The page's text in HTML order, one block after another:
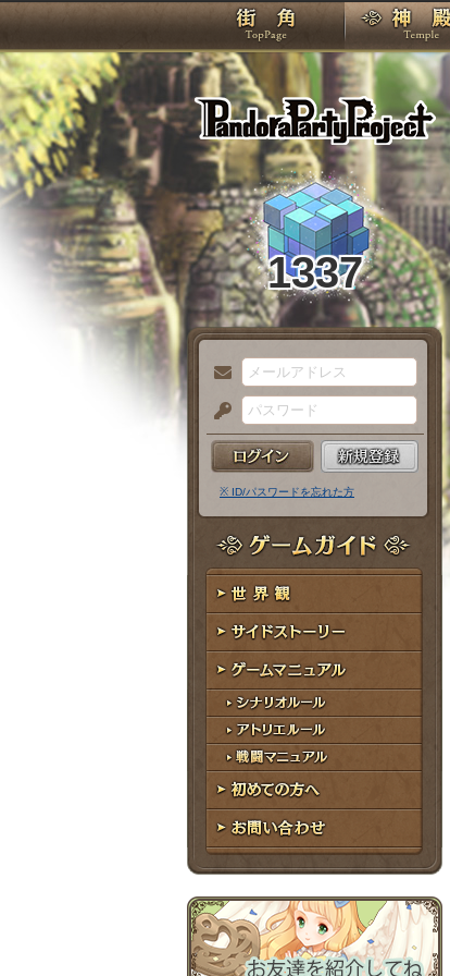
TOP
1337
メ
ー
ル
ア
ド
レ
ス
パ
ス
ー
ド
※ ID/パスワードを忘れた方
ゲームガイド
世界観
サイドストーリー
ゲームマニュアル
シナリオルール
アトリエルール
戦闘マニュアル
初めての方へ
お問い合わせ